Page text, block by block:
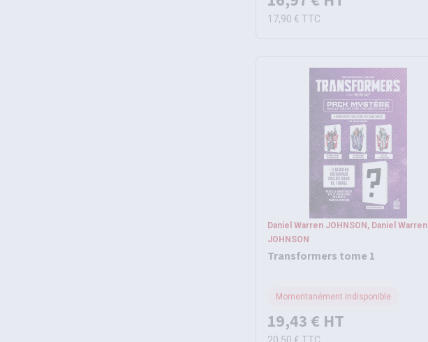
17,90 € TTC
Daniel Warren JOHNSON, Daniel Warren
JOHNSON
Transformers tome 1
Momentanément indisponible
19,43 € HT